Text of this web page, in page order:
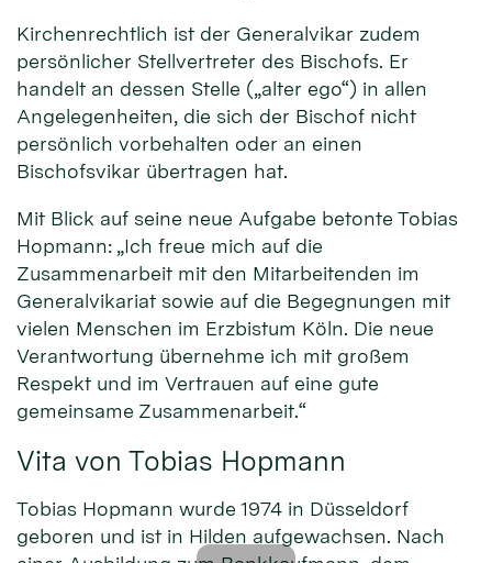
Kirchenrechtlich ist der Generalvikar zudem
persönlicher Stellvertreter des Bischofs. Er
handelt an dessen Stelle („alter ego“) in allen
Angelegenheiten, die sich der Bischof nicht
persönlich vorbehalten oder an einen
Bischofsvikar übertragen hat.
Mit Blick auf seine neue Aufgabe betonte Tobias
Hopmann: „Ich freue mich auf die
Zusammenarbeit mit den Mitarbeitenden im
Generalvikariat sowie auf die Begegnungen mit
vielen Menschen im Erzbistum Köln. Die neue
Verantwortung übernehme ich mit großem
Respekt und im Vertrauen auf eine gute
gemeinsame Zusammenarbeit.“
Vita von Tobias Hopmann
Tobias Hopmann wurde 1974 in Düsseldorf
geboren und ist in Hilden aufgewachsen. Nach